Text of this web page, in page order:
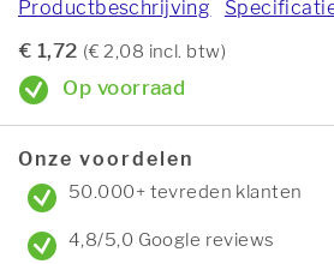
Productbeschrijving
€ 1,72 (€ 2,08 incl. btw)
Op voorraad
Onze voordelen
50.000+ tevreden klanten
4,8/5,0 Google reviews